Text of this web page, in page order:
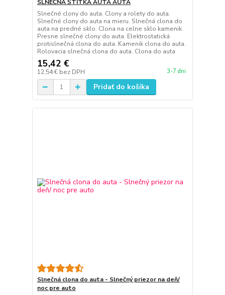
SLNEČNÁ ŠTÍTKA AUTA AUTA
Slnečné clony do auta. Clony a rolety do auta.
Slnečné clony do auta na mieru. Slnečná clona do
auta na predné sklo. Clona na celne sklo kamenik.
Presne slnečné clony do auta. Elektrostatická
protislnečná clona do auta. Kamenik clona do auta.
Rolovacia slnečná clona do auta. Clona do auta
15,42 €
12,54 € bez DPH 3-7 dni
Pridať do košíka
Slnečná clona do auta - Slnečný priezor na deň/
noc pre auto